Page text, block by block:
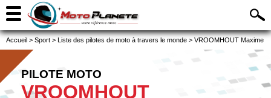
Accueil > Sport > Liste des pilotes de moto à travers le monde > VROOMHOUT Maxime
PILOTE MOTO
VROOMHOUT